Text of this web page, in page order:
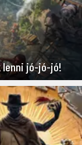
lenni jó-jó-jó!